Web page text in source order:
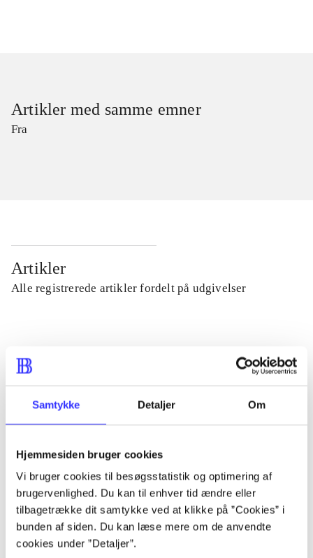
Samtykke Detaljer Om
Hjemmesiden bruger cookies
Vi bruger cookies til besøgsstatistik og optimering af
brugervenlighed. Du kan til enhver tid ændre eller
tilbagetrække dit samtykke ved at klikke på ”Cookies” i
bunden af siden. Du kan læse mere om de anvendte
cookies under ”Detaljer”.
Artikler med samme emner
Fra
Artikler
Alle registrerede artikler fordelt på udgivelser
...
...